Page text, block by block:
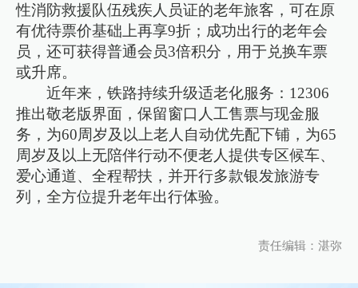
性消防救援队伍残疾人员证的老年旅客，可在原
有优待票价基础上再享9折；成功出行的老年会
员，还可获得普通会员3倍积分，用于兑换车票
或升席。
近年来，铁路持续升级适老化服务：12306
推出敬老版界面，保留窗口人工售票与现金服
务，为60周岁及以上老人自动优先配下铺，为65
周岁及以上无陪伴行动不便老人提供专区候车、
爱心通道、全程帮扶，并开行多款银发旅游专
列，全方位提升老年出行体验。
责任编辑：湛弥